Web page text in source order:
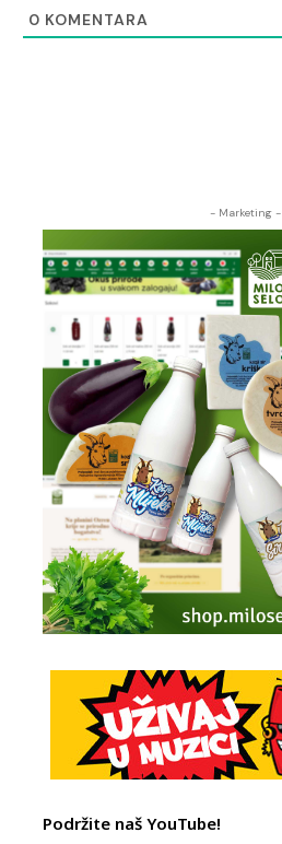
0 KOMENTARA
- Marketing -
Podržite naš YouTube!